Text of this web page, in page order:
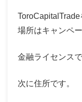
場所はキャンペ
金融ライセンスで
次に住所です。